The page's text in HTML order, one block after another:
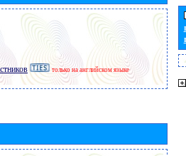
только на английском языке